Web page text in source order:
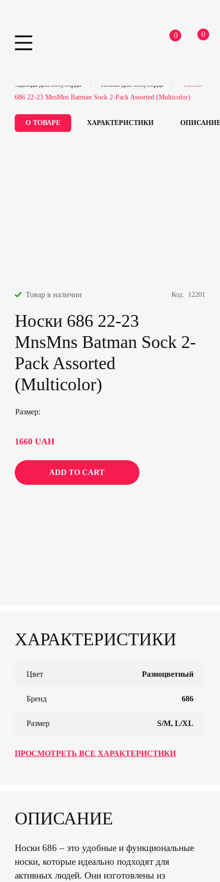
content
0 0
Одежда для сноуборда
Носки для сноуборда
Носки
686 22-23 MnsMns Batman Sock 2-Pack Assorted (Multicolor)
О ТОВАРЕ ХАРАКТЕРИСТИКИ
Товар в наличии Код: 12201
Носки 686 22-23
MnsMns Batman Sock 2-
Pack Assorted
(Multicolor)
Размер
1660 UAH
ADD TO CART
ХАРАКТЕРИСТИКИ
Цвет Разноцветный
Бренд 686
Размер S/M, L/XL
ПРОСМОТРЕТЬ ВСЕ ХАРАКТЕРИСТИКИ
ОПИСАНИЕ
Носки 686 – это удобные и функциональные
носки, которые идеально подходят для
активных людей. Они изготовлены из